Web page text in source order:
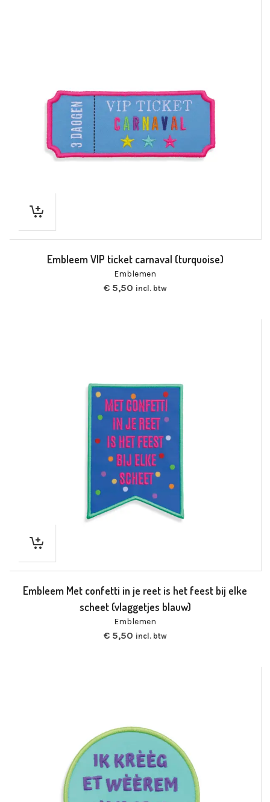
Embleem VIP ticket carnaval (turquoise)
Emblemen
€5,50 incl. btw
Embleem Met confetti in je reet is het feest bij elke
scheet (vlaggetjes blauw)
Emblemen
€5,50 incl. btw